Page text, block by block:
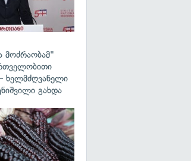
მოძრაობამ"
ხელმძღვანელი
გახდა